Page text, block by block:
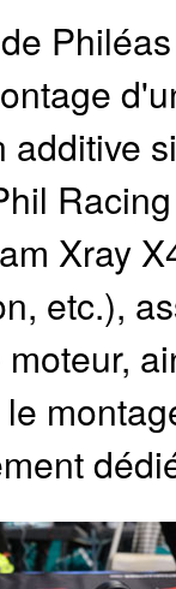
additive
Xray
etc.),